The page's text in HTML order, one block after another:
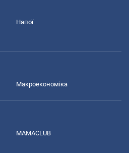
Напої
Макроекономіка
MAMACLUB